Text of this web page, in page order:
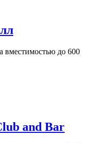
вместимостью до 600
and Bar